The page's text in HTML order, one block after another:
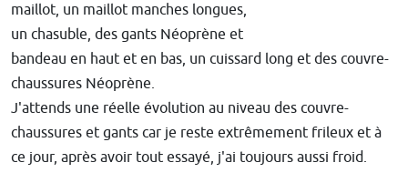
maillot, un maillot manches longues,
un chasuble, des gants Néoprène et
bandeau en haut et en bas, un cuissard long et des couvre-
chaussures Néoprène.
J'attends une réelle évolution au niveau des couvre-
chaussures et gants car je reste extrêmement frileux et à
ce jour, après avoir tout essayé, j'ai toujours aussi froid.